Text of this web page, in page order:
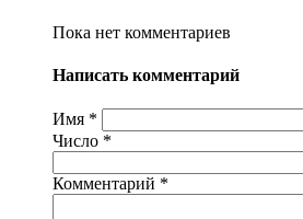
Пока нет комментариев
Написать комментарий
Имя *
Число *
Комментарий *